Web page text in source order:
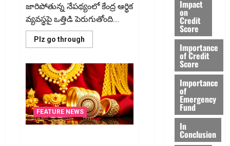
జారిపోతున్న నేపథ్యంలో కేంద్ర ఆర్థిక
వ్యవస్థపై ఒత్తిడి పెరుగుతోంది....
Plz go through
more
నుండి
2025
వరకు
రూపాయి
కథ..
Rupee’s
Journey:
From
1947
FEATURE NEWS
Impact
on
Credit
Score
Importance
of Credit
Score
Importance
of
Emergency
Fund
In
Conclusion